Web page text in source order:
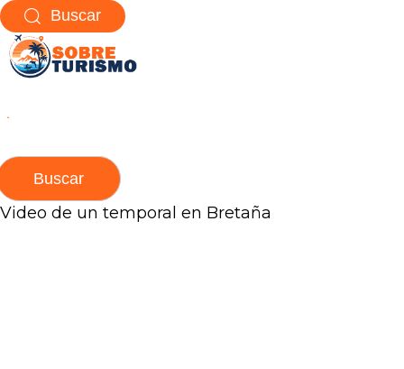
Ir
al
contenido
Buscar
Buscar:
Video de un temporal en Bretaña